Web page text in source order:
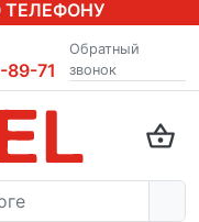
89-71
Обратный
звонок